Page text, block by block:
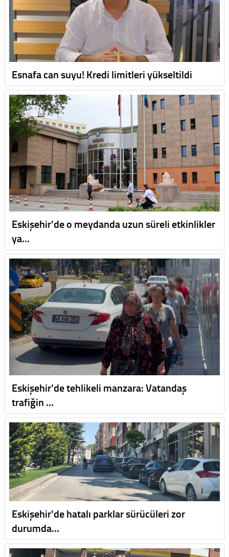
Esnafa can suyu! Kredi limitleri yükseltildi
Eskişehir'de o meydanda uzun süreli etkinlikler
ya…
Eskişehir'de tehlikeli manzara: Vatandaş
trafiğin …
Eskişehir'de hatalı parklar sürücüleri zor
durumda…